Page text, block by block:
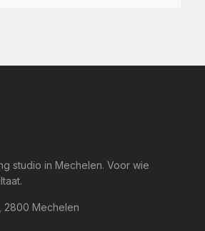
studio in Mechelen. Voor wie
2800 Mechelen